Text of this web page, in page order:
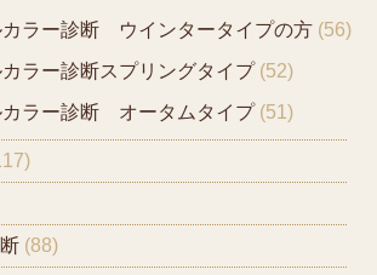
カラー診断 ウインタータイプの方 (56)
ラー診断スプリングタイプ(52)
カラー診断 オータムタイプ(51)
(88)